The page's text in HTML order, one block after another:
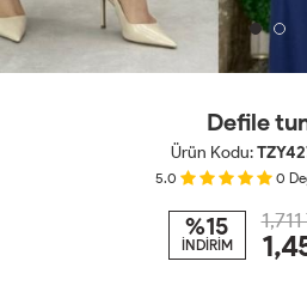
Defile
Ürün Kodu:
5.0 0
%15
İNDİRİM
1,711